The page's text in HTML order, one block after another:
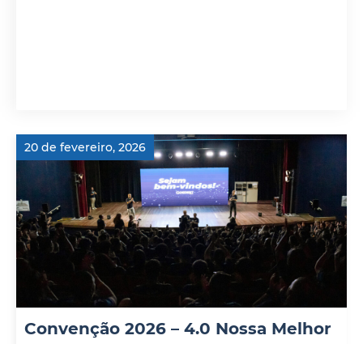
20 de fevereiro, 2026
Convenção 2026 – 4.0 Nossa Melhor